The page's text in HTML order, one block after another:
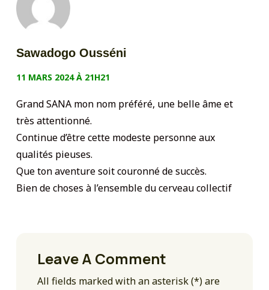
Sawadogo Ousséni
11 MARS 2024 À 21H21
Grand SANA mon nom préféré, une belle âme et
très attentionné.
Continue d’être cette modeste personne aux
qualités pieuses.
Que ton aventure soit couronné de succès.
Bien de choses à l’ensemble du cerveau collectif
Leave A Comment
All fields marked with an asterisk (*) are